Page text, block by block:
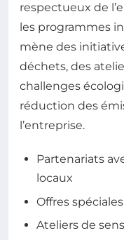
respectueux de
les programmes
mène des
déchets, des
challenges
réduction des
l’entreprise.
Partenariats
locaux
Offres
Ateliers de